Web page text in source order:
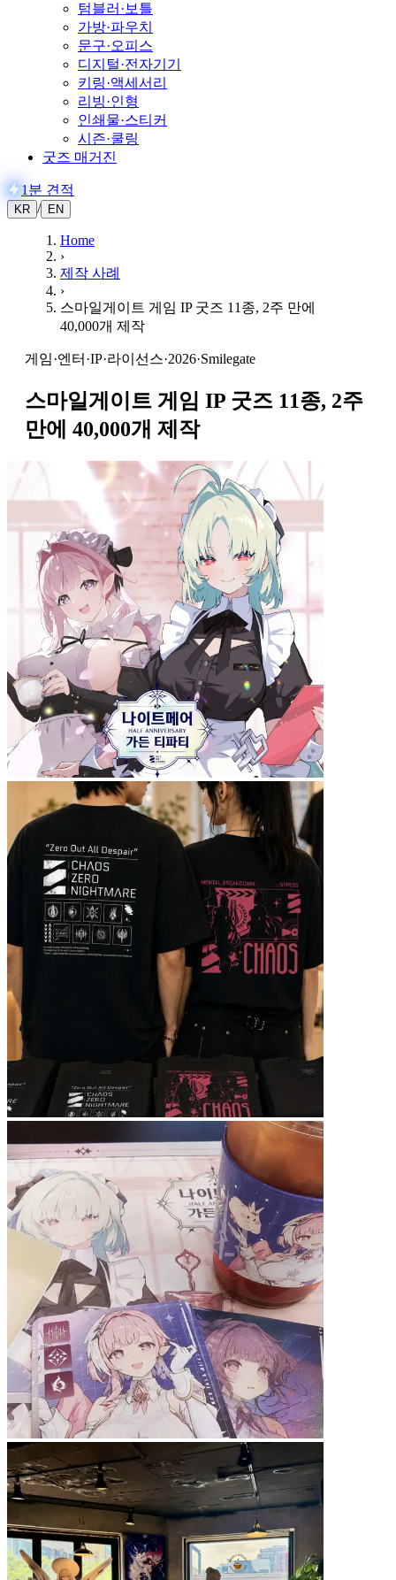
텀블러·보틀
가방·파우치
문구·오피스
디지털·전자기기
키링·액세서리
리빙·인형
인쇄물·스티커
시즌·쿨링
굿즈 매거진
1분 견적
KR / EN
Home
›
제작 사례
›
스마일게이트 게임 IP 굿즈 11종, 2주 만에
40,000개 제작
게임·엔터 ·IP·라이선스·2026·Smilegate
스마일게이트 게임 IP 굿즈 11종, 2주
만에 40,000개 제작